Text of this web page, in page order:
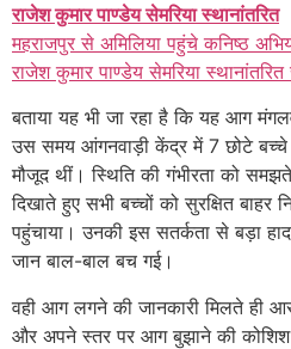
राजेश कुमार पाण्डेय सेमरिया स्थानांतरित
महराजपुर से अमिलिया पहुंचे कनिष्ठ
राजेश कुमार पाण्डेय सेमरिया स्थानांतरित
बताया यह भी जा रहा है कि यह आग
उस समय आंगनवाड़ी केंद्र में 7 छोटे बच्चे
मौजूद थीं। स्थिति की गंभीरता को
दिखाते हुए सभी बच्चों को सुरक्षित
पहुंचाया। उनकी इस सतर्कता से बड़ा
जान बाल-बाल बच गई।
वही आग लगने की जानकारी मिलते ही
और अपने स्तर पर आग बुझाने की